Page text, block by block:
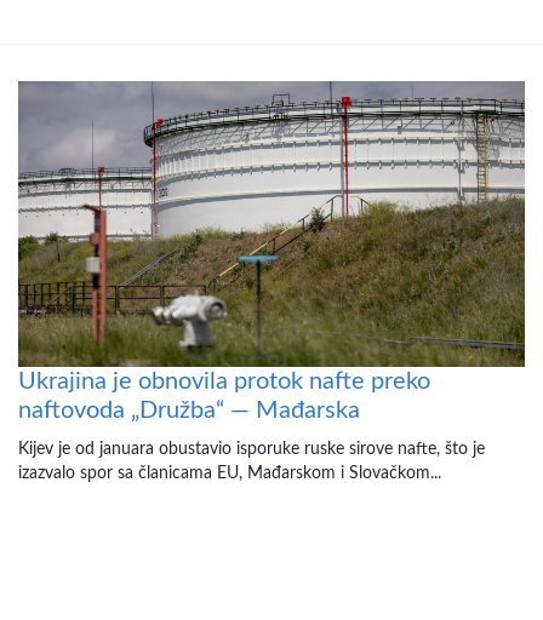
Ukrajina je obnovila protok nafte preko
naftovoda „Družba“ — Mađarska
Kijev je od januara obustavio isporuke ruske sirove nafte, što je
izazvalo spor sa članicama EU, Mađarskom i Slovačkom...